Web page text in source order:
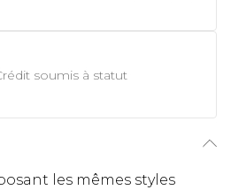
soumis à statut
les mêmes styles